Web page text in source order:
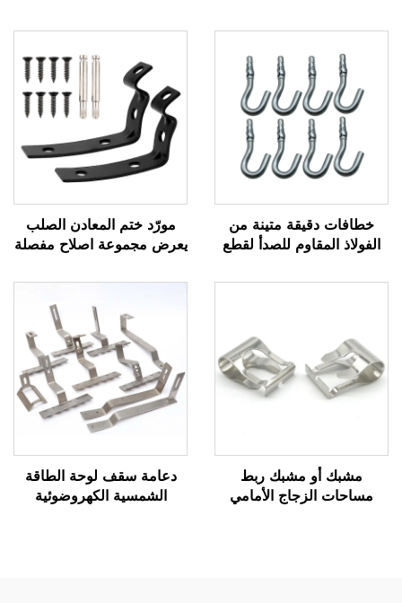
خطافات دقيقة متينة من
الفولاذ المقاوم للصدأ لقطع
مورّد ختم المعادن الصلب
يعرض مجموعة اصلاح مفصلة
مشبك أو مشبك ربط
مساحات الزجاج الأمامي
دعامة سقف لوحة الطاقة
الشمسية الكهروضوئية